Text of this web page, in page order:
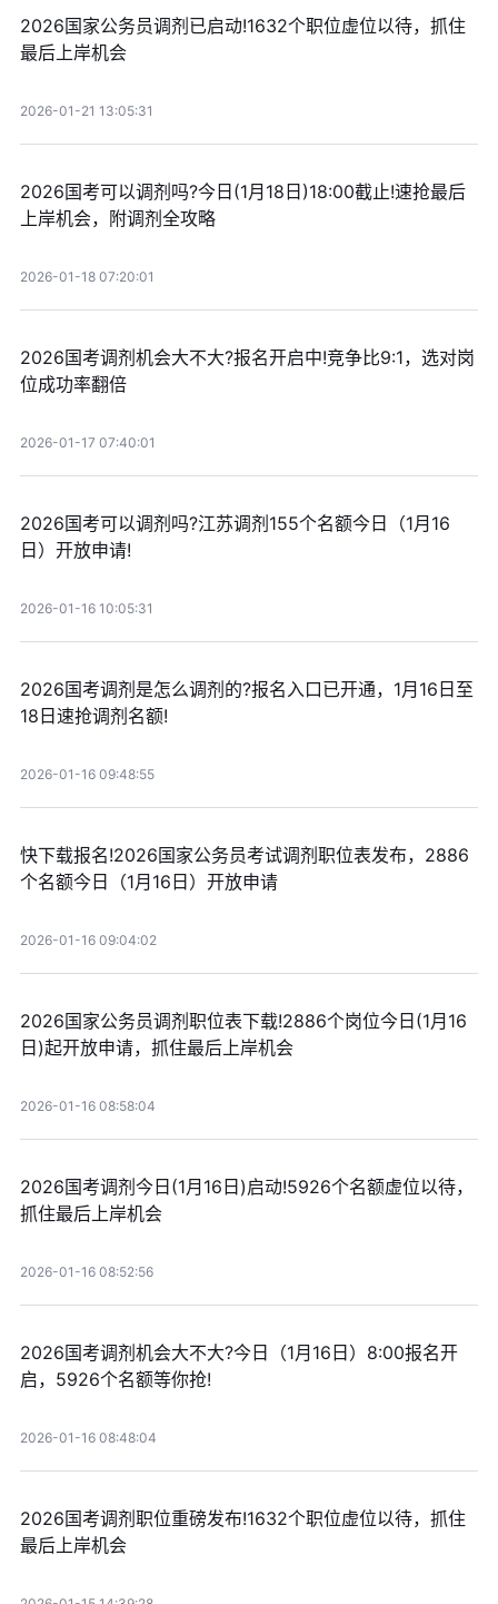
2026国家公务员调剂已启动!1632个职位虚位以待，抓住
最后上岸机会
2026-01-21 13:05:31
2026国考可以调剂吗?今日(1月18日)18:00截止!速抢最后
上岸机会，附调剂全攻略
2026-01-18 07:20:01
2026国考调剂机会大不大?报名开启中!竞争比9:1，选对岗
位成功率翻倍
2026-01-17 07:40:01
2026国考可以调剂吗?江苏调剂155个名额今日（1月16
日）开放申请!
2026-01-16 10:05:31
2026国考调剂是怎么调剂的?报名入口已开通，1月16日至
18日速抢调剂名额!
2026-01-16 09:48:55
快下载报名!2026国家公务员考试调剂职位表发布，2886
个名额今日（1月16日）开放申请
2026-01-16 09:04:02
2026国家公务员调剂职位表下载!2886个岗位今日(1月16
日)起开放申请，抓住最后上岸机会
2026-01-16 08:58:04
2026国考调剂今日(1月16日)启动!5926个名额虚位以待，
抓住最后上岸机会
2026-01-16 08:52:56
2026国考调剂机会大不大?今日（1月16日）8:00报名开
启，5926个名额等你抢!
2026-01-16 08:48:04
2026国考调剂职位重磅发布!1632个职位虚位以待，抓住
最后上岸机会